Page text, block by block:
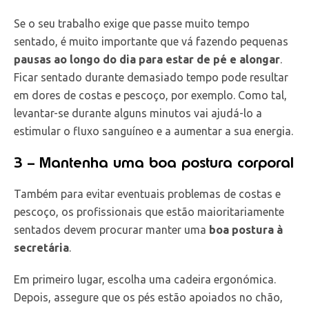
Se o seu trabalho exige que passe muito tempo
sentado, é muito importante que vá fazendo pequenas
pausas ao longo do dia para estar de pé e alongar
Ficar sentado durante demasiado tempo pode resultar
em dores de costas e pescoço, por exemplo. Como tal,
levantar-se durante alguns minutos vai ajudá-lo a
estimular o fluxo sanguíneo e a aumentar a sua energia.
3 – Mantenha uma boa postura corporal
Também para evitar eventuais problemas de costas e
pescoço, os profissionais que estão maioritariamente
sentados devem procurar manter uma boa postura à
secretária
Em primeiro lugar, escolha uma cadeira ergonómica.
Depois, assegure que os pés estão apoiados no chão,